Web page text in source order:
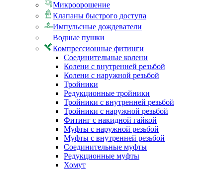
Микроорошение
Клапаны быстрого доступа
Импульсные дождеватели
Водные пушки
Компрессионные фитинги
Соединительные колени
Колени с внутренней резьбой
Колени с наружной резьбой
Тройники
Редукционные тройники
Тройники с внутренней резьбой
Тройники с наружной резьбой
Фитинг с накидной гайкой
Муфты с наружной резьбой
Муфты с внутренней резьбой
Соединительные муфты
Редукционные муфты
Хомут